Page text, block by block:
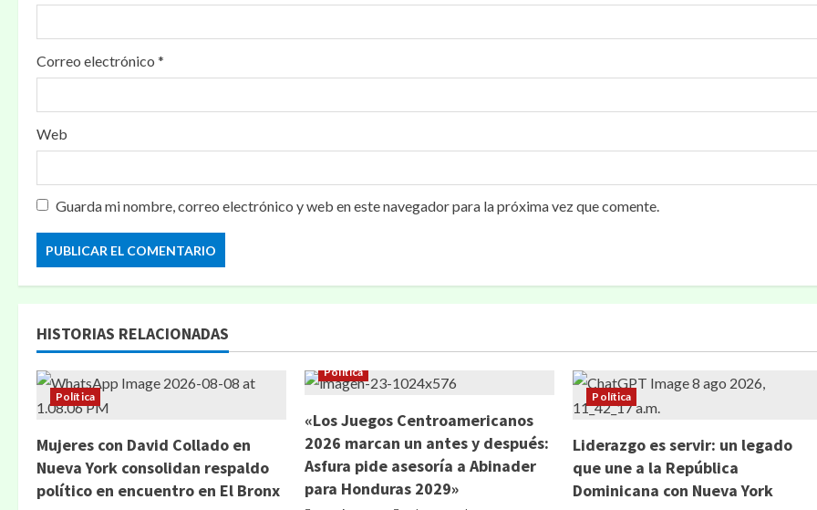
Correo electrónico *
Web
Guarda mi nombre, correo electrónico y web en este navegador para la próxima vez que comente.
HISTORIAS RELACIONADAS
Política
Mujeres con David Collado en
Nueva York consolidan respaldo
político en encuentro en El Bronx
Política
«Los Juegos Centroamericanos
2026 marcan un antes y después:
Asfura pide asesoría a Abinader
para Honduras 2029»
Política
Liderazgo es servir: un legado
que une a la República
Dominicana con Nueva York